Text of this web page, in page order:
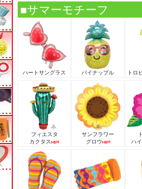
■サマーモチーフ
ハートサングラス パイナップル トロ
フィエスタ
カクタス
サンフラワー
グロウ
ハ